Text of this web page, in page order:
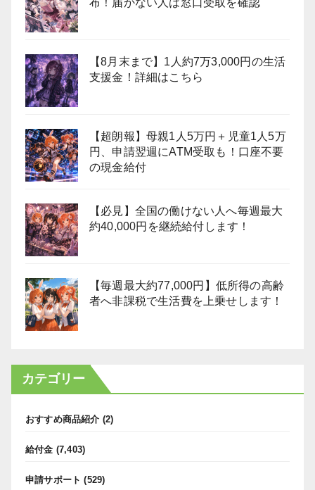
布！届かない人は窓口受取を確認
【8月末まで】1人約7万3,000円の生活
支援金！詳細はこちら
【超朗報】母親1人5万円＋児童1人5万
円、申請翌週にATM受取も！口座不要
の現金給付
【必見】全国の働けない人へ毎週最大
約40,000円を継続給付します！
【毎週最大約77,000円】低所得の高齢
者へ非課税で生活費を上乗せします！
カテゴリー
おすすめ商品紹介 (2)
給付金 (7,403)
申請サポート (529)